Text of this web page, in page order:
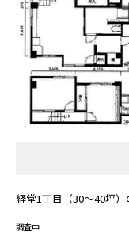
経堂1丁目（30～40坪）
調査中